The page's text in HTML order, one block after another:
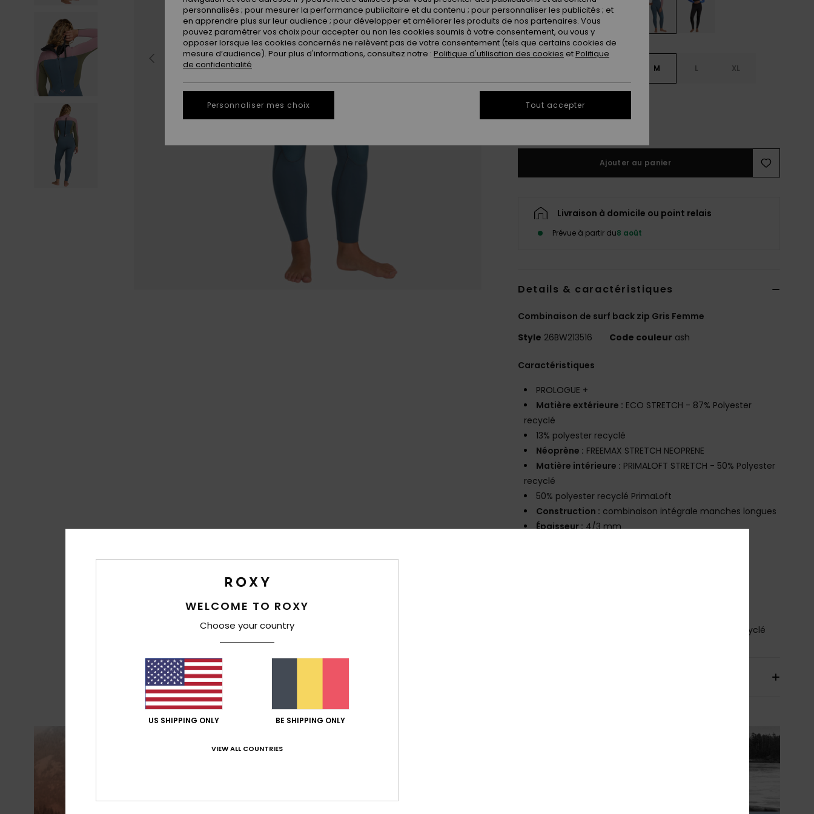
M L XL
Ajouter au panier
Livraison à domicile ou point relais
Prévue à partir du8 août
Details & caractéristiques
Combinaison de surf back zip Gris Femme
Style 26BW213516 Code couleur ash
Caractéristiques
PROLOGUE +
Matière extérieure : ECO STRETCH - 87% Polyester
recyclé
13% polyester recyclé
Néoprène : FREEMAX STRETCH NEOPRENE
Matière intérieure : PRIMALOFT STRETCH - 50% Polyester
recyclé
50% polyester recyclé PrimaLoft
Construction : combinaison intégrale manches longues
Épaisseur :4/3 mm
87% Polyester Recyclé, 13% Spandex Recyclé
WELCOME TO ROXY
Choose your country
US SHIPPING ONLY BE SHIPPING ONLY
VIEW ALL COUNTRIES
personnalisés ; pour mesurer la performance publicitaire et du contenu ; pour personnaliser les publicités ; et
en apprendre plus sur leur audience ; pour développer et améliorer les produits de nos partenaires. Vous
pouvez paramétrer vos choix pour accepter ou non les cookies soumis à votre consentement, ou vous y
opposer lorsque les cookies concernés ne relèvent pas de votre consentement (tels que certains cookies de
mesure d’audience). Pour plus d'informations, consultez notre : Politique d'utilisation des cookies etPolitique
de confidentialité
Personnaliser mes choix Tout accepter